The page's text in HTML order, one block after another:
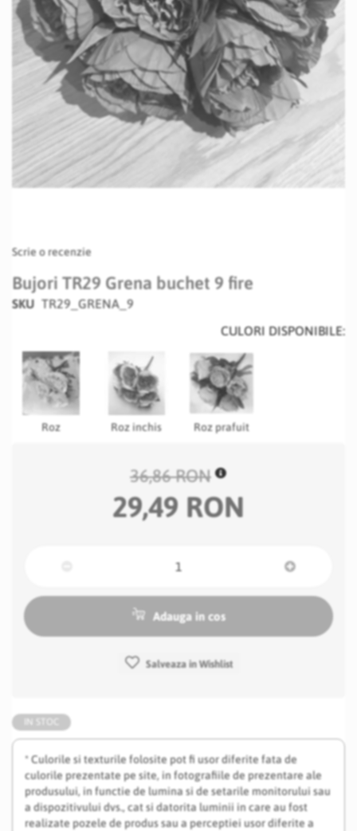
to
beginning
of
gallery
Scrie o recenzie
Bujori TR29 Grena buchet 9 fire
SKU TR29_GRENA_9
* Culorile si texturile folosite pot fi usor diferite fata de
culorile prezentate pe site, in fotografiile de prezentare ale
produsului, in functie de lumina si de setarile monitorului sau
a dispozitivului dvs., cat si datorita luminii in care au fost
realizate pozele de produs sau a perceptiei usor diferite a
CULORI DISPONIBILE:
Roz Roz inchis Roz prafuit
36,86 RON
29,49 RON
Adauga in cos
Salveaza in Wishlist